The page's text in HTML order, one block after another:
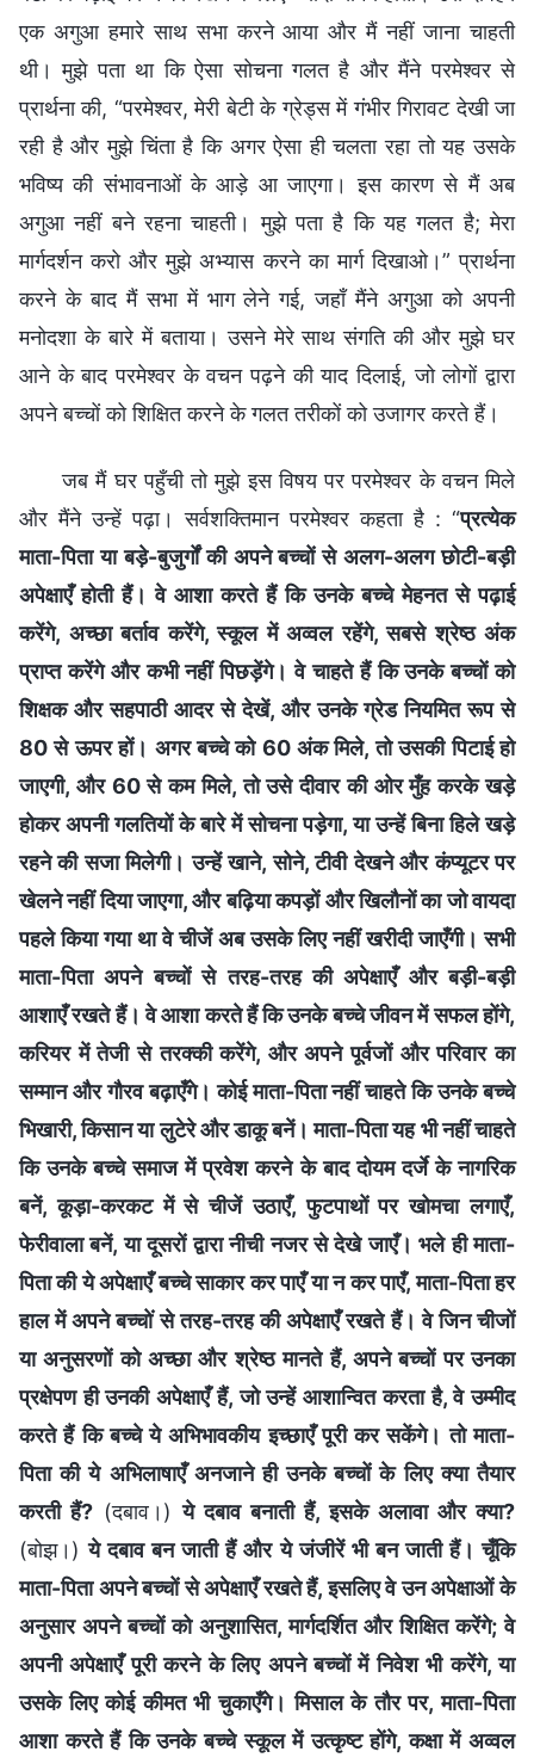
एक अगुआ हमारे साथ सभा करने आया और मैं नहीं जाना चाहती
थी। मुझे पता था कि ऐसा सोचना गलत है और मैंने परमेश्वर से
प्रार्थना की, “परमेश्वर, मेरी बेटी के ग्रेड्स में गंभीर गिरावट देखी जा
रही है और मुझे चिंता है कि अगर ऐसा ही चलता रहा तो यह उसके
भविष्य की संभावनाओं के आड़े आ जाएगा। इस कारण से मैं अब
अगुआ नहीं बने रहना चाहती। मुझे पता है कि यह गलत है; मेरा
मार्गदर्शन करो और मुझे अभ्यास करने का मार्ग दिखाओ।” प्रार्थना
करने के बाद मैं सभा में भाग लेने गई, जहाँ मैंने अगुआ को अपनी
मनोदशा के बारे में बताया। उसने मेरे साथ संगति की और मुझे घर
आने के बाद परमेश्वर के वचन पढ़ने की याद दिलाई, जो लोगों द्वारा
अपने बच्चों को शिक्षित करने के गलत तरीकों को उजागर करते हैं।
जब मैं घर पहुँची तो मुझे इस विषय पर परमेश्वर के वचन मिले
और मैंने उन्हें पढ़ा। सर्वशक्तिमान परमेश्वर कहता है : “प्रत्येक
माता-पिता या बड़े-बुजुर्गों की अपने बच्चों से अलग-अलग छोटी-बड़ी
अपेक्षाएँ होती हैं। वे आशा करते हैं कि उनके बच्चे मेहनत से पढ़ाई
करेंगे, अच्छा बर्ताव करेंगे, स्कूल में अव्वल रहेंगे, सबसे श्रेष्ठ अंक
प्राप्त करेंगे और कभी नहीं पिछड़ेंगे। वे चाहते हैं कि उनके बच्चों को
शिक्षक और सहपाठी आदर से देखें, और उनके ग्रेड नियमित रूप से
80 से ऊपर हों। अगर बच्चे को 60 अंक मिले, तो उसकी पिटाई हो
जाएगी, और 60 से कम मिले, तो उसे दीवार की ओर मुँह करके खड़े
होकर अपनी गलतियों के बारे में सोचना पड़ेगा, या उन्हें बिना हिले खड़े
रहने की सजा मिलेगी। उन्हें खाने, सोने, टीवी देखने और कंप्यूटर पर
खेलने नहीं दिया जाएगा, और बढ़िया कपड़ों और खिलौनों का जो वायदा
पहले किया गया था वे चीजें अब उसके लिए नहीं खरीदी जाएँगी। सभी
माता-पिता अपने बच्चों से तरह-तरह की अपेक्षाएँ और बड़ी-बड़ी
आशाएँ रखते हैं। वे आशा करते हैं कि उनके बच्चे जीवन में सफल होंगे,
करियर में तेजी से तरक्की करेंगे, और अपने पूर्वजों और परिवार का
सम्मान और गौरव बढ़ाएँगे। कोई माता-पिता नहीं चाहते कि उनके बच्चे
भिखारी, किसान या लुटेरे और डाकू बनें। माता-पिता यह भी नहीं चाहते
कि उनके बच्चे समाज में प्रवेश करने के बाद दोयम दर्जे के नागरिक
बनें, कूड़ा-करकट में से चीजें उठाएँ, फुटपाथों पर खोमचा लगाएँ,
फेरीवाला बनें, या दूसरों द्वारा नीची नजर से देखे जाएँ। भले ही माता-
पिता की ये अपेक्षाएँ बच्चे साकार कर पाएँ या न कर पाएँ, माता-पिता हर
हाल में अपने बच्चों से तरह-तरह की अपेक्षाएँ रखते हैं। वे जिन चीजों
या अनुसरणों को अच्छा और श्रेष्ठ मानते हैं, अपने बच्चों पर उनका
प्रक्षेपण ही उनकी अपेक्षाएँ हैं, जो उन्हें आशान्वित करता है, वे उम्मीद
करते हैं कि बच्चे ये अभिभावकीय इच्छाएँ पूरी कर सकेंगे। तो माता-
पिता की ये अभिलाषाएँ अनजाने ही उनके बच्चों के लिए क्या तैयार
करती हैं? (दबाव।)ये दबाव बनाती हैं, इसके अलावा और क्या?
(बोझ।)ये दबाव बन जाती हैं और ये जंजीरें भी बन जाती हैं। चूँकि
माता-पिता अपने बच्चों से अपेक्षाएँ रखते हैं, इसलिए वे उन अपेक्षाओं के
अनुसार अपने बच्चों को अनुशासित, मार्गदर्शित और शिक्षित करेंगे; वे
अपनी अपेक्षाएँ पूरी करने के लिए अपने बच्चों में निवेश भी करेंगे, या
उसके लिए कोई कीमत भी चुकाएँगे। मिसाल के तौर पर, माता-पिता
आशा करते हैं कि उनके बच्चे स्कूल में उत्कृष्ट होंगे, कक्षा में अव्वल